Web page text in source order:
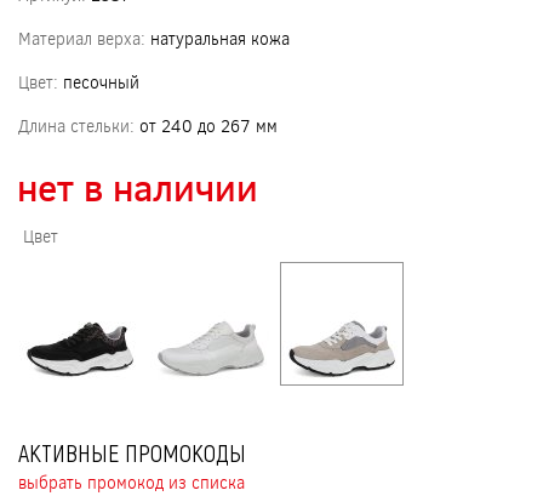
Материал верха: натуральная кожа
Цвет: песочный
Длина стельки: от 240 до 267 мм
нет в наличии
Цвет
АКТИВНЫЕ ПРОМОКОДЫ
выбрать промокод из списка